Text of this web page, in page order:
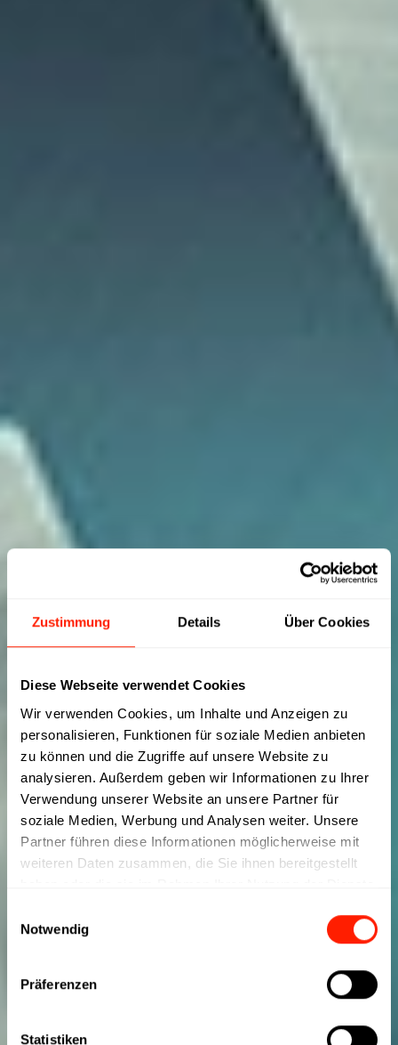
Zustimmung Details Über Cookies
Diese Webseite verwendet Cookies
Wir verwenden Cookies, um Inhalte und Anzeigen zu
personalisieren, Funktionen für soziale Medien anbieten
zu können und die Zugriffe auf unsere Website zu
analysieren. Außerdem geben wir Informationen zu Ihrer
Verwendung unserer Website an unsere Partner für
soziale Medien, Werbung und Analysen weiter. Unsere
Partner führen diese Informationen möglicherweise mit
weiteren Daten zusammen, die Sie ihnen bereitgestellt
Notwendig
Präferenzen
Statistiken